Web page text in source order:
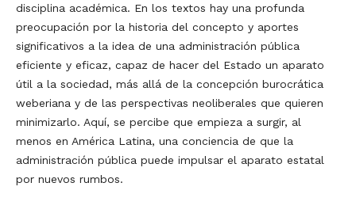
disciplina académica. En los textos hay una profunda
preocupación por la historia del concepto y aportes
significativos a la idea de una administración pública
eficiente y eficaz, capaz de hacer del Estado un aparato
útil a la sociedad, más allá de la concepción burocrática
weberiana y de las perspectivas neoliberales que quieren
minimizarlo. Aquí, se percibe que empieza a surgir, al
menos en América Latina, una conciencia de que la
administración pública puede impulsar el aparato estatal
por nuevos rumbos.